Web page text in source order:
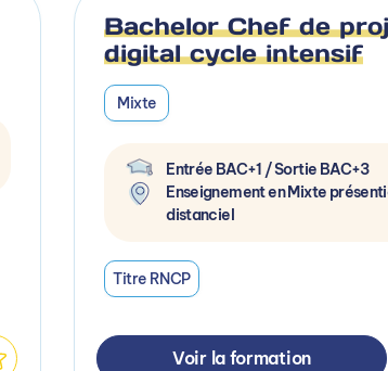
Bachelor Chef de
digital cycle intensif
Mixte
Entrée BAC+1 / Sortie BAC+3
Enseignement en Mixte
distanciel
Titre RNCP
Voir la formation